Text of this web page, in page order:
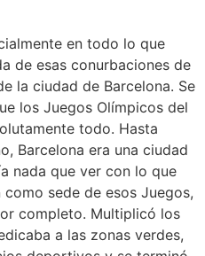
en todo lo que
de esas conurbaciones de
la ciudad de Barcelona. Se
los Juegos Olímpicos del
todo. Hasta
Barcelona era una ciudad
nada que ver con lo que
sede de esos Juegos,
completo. Multiplicó los
a las zonas verdes,